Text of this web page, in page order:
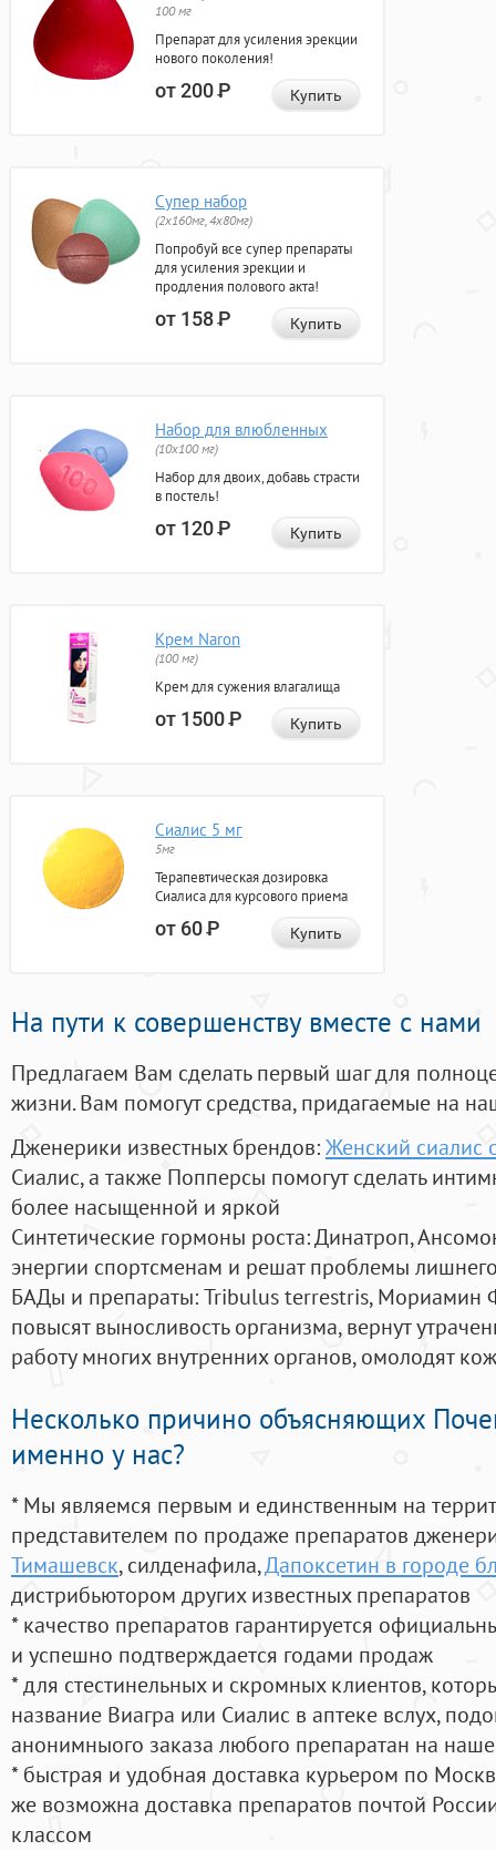
100 мг
Препарат для усиления эрекции
нового поколения!
от 200Р Купить
Супер набор
(2х160мг, 4х80мг)
Попробуй все супер препараты
для усиления эрекции и
продления полового акта!
от 158Р Купить
Набор для влюбленных
(10х100 мг)
Набор для двоих, добавь страсти
в постель!
от 120Р Купить
Крем Naron
(100 мг)
Крем для сужения влагалища
от 1500Р Купить
Сиалис 5 мг
5мг
Терапевтическая дозировка
Сиалиса для курсового приема
от 60Р Купить
На пути к совершенству вместе с нами
Предлагаем Вам сделать первый шаг для
жизни. Вам помогут средства, придагаемые на
Дженерики известных брендов:Женский сиалис
Сиалис, а также Попперсы помогут сделать
более насыщенной и яркой
Синтетические гормоны роста: Динатроп,
энергии спортсменам и решат проблемы
БАДы и препараты:Tribulus terrestris, Мориамин
повысят выносливость организма, вернут
работу многих внутренних органов, омолодят
Несколько причино объясняющих
именно у нас?
* Мы являемся первым и единственным на
представителем по продаже препаратов
Тимашевск, силденафила,Дапоксетин в городе
дистрибьютором других известных препаратов
* качество препаратов гарантируется
и успешно подтверждается годами продаж
* для стестинельных и скромных клиентов,
название Виагра или Сиалис в аптеке вслух,
анонимныого заказа любого препаратан на
* быстрая и удобная доставка курьером по
же возможна доставка препаратов почтой
классом